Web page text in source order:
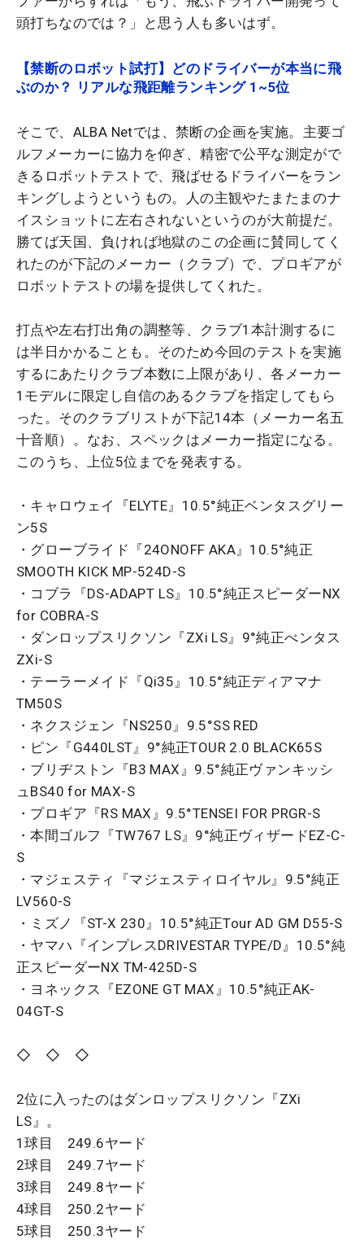
頭打ちなのでは？」と思う人も多いはず。
【禁断のロボット試打】どのドライバーが本当に飛
ぶのか？ リアルな飛距離ランキング 1~5位
そこで、ALBA Netでは、禁断の企画を実施。主要ゴ
ルフメーカーに協力を仰ぎ、精密で公平な測定がで
きるロボットテストで、飛ばせるドライバーをラン
キングしようというもの。人の主観やたまたまのナ
イスショットに左右されないというのが大前提だ。
勝てば天国、負ければ地獄のこの企画に賛同してく
れたのが下記のメーカー（クラブ）で、プロギアが
ロボットテストの場を提供してくれた。
打点や左右打出角の調整等、クラブ1本計測するに
は半日かかることも。そのため今回のテストを実施
するにあたりクラブ本数に上限があり、各メーカー
1モデルに限定し自信のあるクラブを指定してもら
った。そのクラブリストが下記14本（メーカー名五
十音順）。なお、スペックはメーカー指定になる。
このうち、上位5位までを発表する。
・キャロウェイ『ELYTE』10.5°純正ベンタスグリー
ン5S
・グローブライド『24ONOFF AKA』10.5°純正
SMOOTH KICK MP-524D-S
・コブラ『DS-ADAPT LS』10.5°純正スピーダーNX
for COBRA-S
・ダンロップスリクソン『ZXi LS』9°純正べンタス
ZXi-S
・テーラーメイド『Qi35』10.5°純正ディアマナ
TM50S
・ネクスジェン『NS250』9.5°SS RED
・ピン『G440LST』9°純正TOUR 2.0 BLACK65S
・ブリヂストン『B3 MAX』9.5°純正ヴァンキッシ
ュBS40 for MAX-S
・プロギア『RS MAX』9.5°TENSEI FOR PRGR-S
・本間ゴルフ『TW767 LS』9°純正ヴィザードEZ-C-
S
・マジェスティ『マジェスティロイヤル』9.5°純正
LV560-S
・ミズノ『ST-X 230』10.5°純正Tour AD GM D55-S
・ヤマハ『インプレスDRIVESTAR TYPE/D』10.5°純
正スピーダーNX TM-425D-S
・ヨネックス『EZONE GT MAX』10.5°純正AK-
04GT-S
◇ ◇ ◇
2位に入ったのはダンロップスリクソン『ZXi
LS』。
1球目 249.6ヤード
2球目 249.7ヤード
3球目 249.8ヤード
4球目 250.2ヤード
5球目 250.3ヤード